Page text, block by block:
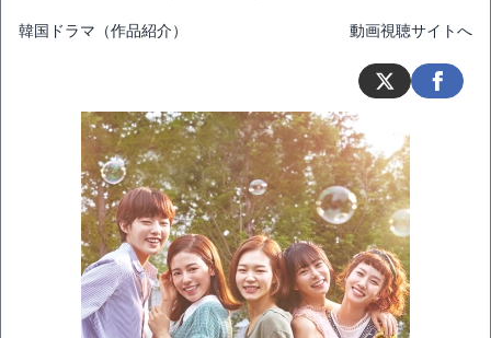
韓国ドラマ（作品紹介） 動画視聴サイトへ